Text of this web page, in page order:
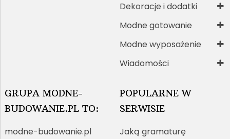
Dekoracje i dodatki
Modne gotowanie
Modne wyposażenie
Wiadomości
GRUPA MODNE-
BUDOWANIE.PL TO:
modne-budowanie.pl
POPULARNE W
SERWISIE
Jaką gramaturę